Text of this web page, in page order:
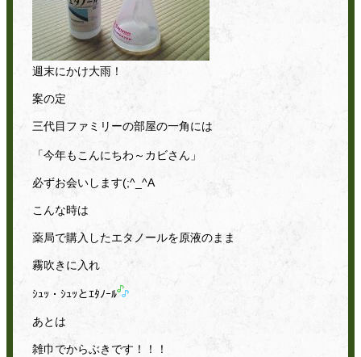
週末にかけ大雨！
案の定
三代目ファミリーの部屋の一角には
「今年もこんにちわ～カビさん」
必ずお会いします(;^_^A
こんな時は
薬局で購入したエタノールを原液のまま
霧吹きに入れ
ｼｭｯ・ｼｭｯとｴﾀﾉｰﾙ
あとは
雑巾でからぶきです！！！